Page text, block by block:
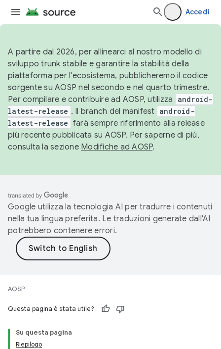
Accedi
A partire dal 2026, per allinearci al nostro modello di
sviluppo trunk stabile e garantire la stabilità della
piattaforma per l'ecosistema, pubblicheremo il codice
sorgente su AOSP nel secondo e nel quarto trimestre.
Per compilare e contribuire ad AOSP, utilizza
android-
latest-release . Il branch del manifest android-
latest-release farà sempre riferimento alla release
più recente pubblicata su AOSP. Per saperne di più,
consulta la sezione Modifiche ad AOSP.
Google utilizza la tecnologia AI per tradurre i contenuti
nella tua lingua preferita. Le traduzioni generate dall'AI
potrebbero contenere errori.
AOSP
Questa pagina è stata utile?
Su questa pagina
Riepilogo